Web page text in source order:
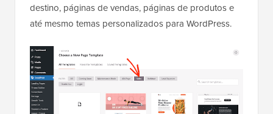
destino, páginas de vendas, páginas de produtos e
até mesmo temas personalizados para WordPress.